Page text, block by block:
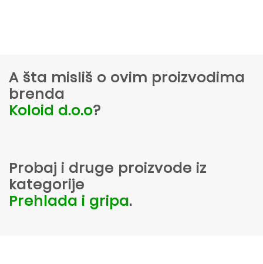
A šta misliš o ovim proizvodima
brenda
Koloid d.o.o?
Probaj i druge proizvode iz
kategorije
Prehlada i gripa.